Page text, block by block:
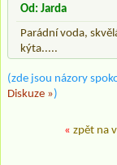
Od: Jarda
Parádní voda,
kýta.....
(zde jsou názory
Diskuze »)
« zpět na